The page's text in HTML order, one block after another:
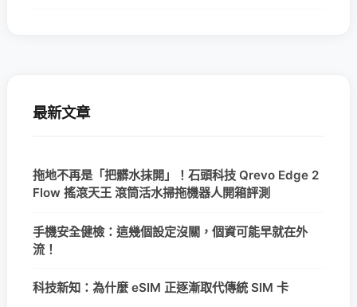
最新文章
拖地不再是「把髒水抹開」！石頭科技 Qrevo Edge 2
Flow 搖滾天王 滾筒活水掃拖機器人開箱評測
手機安全健檢：這幾個設定沒關，個資可能早就在外
流！
科技新知：為什麼 eSIM 正逐漸取代傳統 SIM 卡